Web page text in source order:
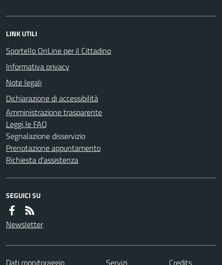
LINK UTILI
Sportello OnLine per il Cittadino
Informativa privacy
Note legali
Dichiarazione di accessibilità
Amministrazione trasparente
Leggi le FAQ
Segnalazione disservizio
Prenotazione appuntamento
Richiesta d'assistenza
SEGUICI SU
Newsletter
Dati monitoraggio Servizi Credits